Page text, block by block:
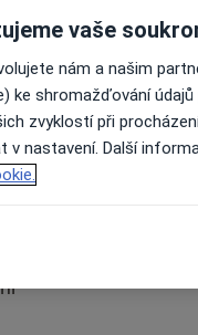
vaše
nám a našim
ke shromažďování
zvyklostí při
v nastavení. Další